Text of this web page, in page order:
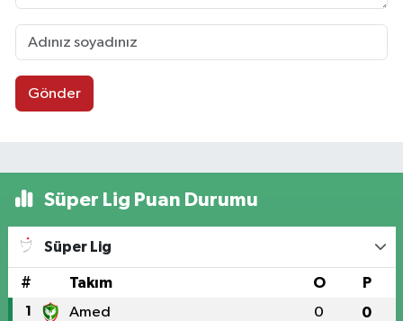
Gönder
Süper Lig Puan Durumu
Süper Lig
# Takım O P
1 Amed 0 0